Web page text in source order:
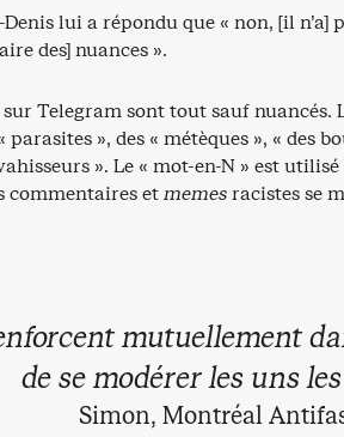
lui a répondu que « non, [il n’a]
des] nuances ».
Telegram sont tout sauf nuancés.
parasites », des « métèques », « des
». Le « mot-en-N » est
commentaires etmemesracistes se
mutuellement
de se modérer les uns
Simon, Montréal